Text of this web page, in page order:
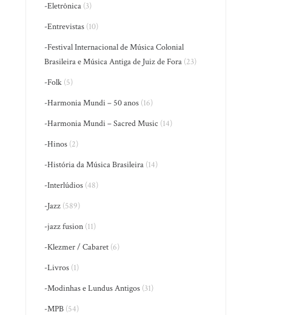
-Eletrônica (3)
-Entrevistas (10)
-Festival Internacional de Música Colonial
Brasileira e Música Antiga de Juiz de Fora (23)
-Folk (5)
-Harmonia Mundi – 50 anos (16)
-Harmonia Mundi – Sacred Music (14)
-Hinos (2)
-História da Música Brasileira (14)
-Interlúdios (48)
-Jazz (589)
-jazz fusion (11)
-Klezmer / Cabaret (6)
-Livros (1)
-Modinhas e Lundus Antigos (31)
-MPB (54)